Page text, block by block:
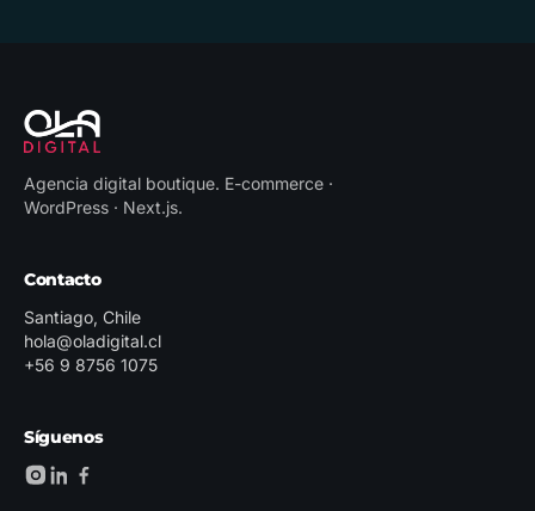
Agencia digital boutique. E-commerce ·
WordPress · Next.js.
Contacto
Santiago, Chile
hola@oladigital.cl
+56 9 8756 1075
Síguenos